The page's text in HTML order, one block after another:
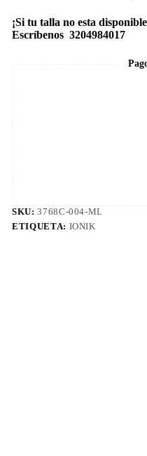
¡Si tu talla no esta
Escríbenos 3204984017
SKU:3768C-004-ML
ETIQUETA: IONIK